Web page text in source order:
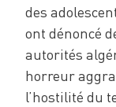
des
ont dénoncé
autorités
horreur
l’hostilité du